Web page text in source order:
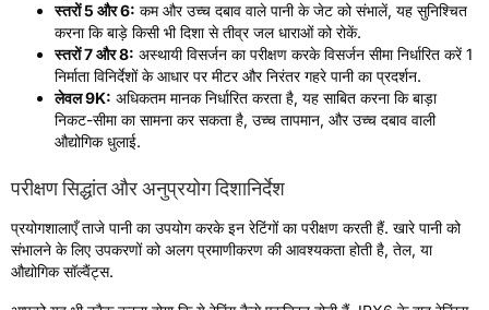
स्तरों 5 और 6: कम और उच्च दबाव वाले पानी के जेट को संभालें, यह सुनिश्चित
करना कि बाड़े किसी भी दिशा से तीव्र जल धाराओं को रोकें.
स्तरों 7 और 8: अस्थायी विसर्जन का परीक्षण करके विसर्जन सीमा निर्धारित करें 1
निर्माता विनिर्देशों के आधार पर मीटर और निरंतर गहरे पानी का प्रदर्शन.
लेवल 9K: अधिकतम मानक निर्धारित करता है, यह साबित करना कि बाड़ा
निकट-सीमा का सामना कर सकता है, उच्च तापमान, और उच्च दबाव वाली
औद्योगिक धुलाई.
परीक्षण सिद्धांत और अनुप्रयोग दिशानिर्देश
प्रयोगशालाएँ ताजे पानी का उपयोग करके इन रेटिंगों का परीक्षण करती हैं. खारे पानी को
संभालने के लिए उपकरणों को अलग प्रमाणीकरण की आवश्यकता होती है, तेल, या
औद्योगिक सॉल्वैंट्स.